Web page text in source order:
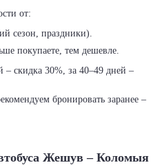
от:
сезон, праздники).
покупаете, тем дешевле.
– скидка 30%, за 40–49 дней –
бронировать заранее –
Жешув – Коломыя